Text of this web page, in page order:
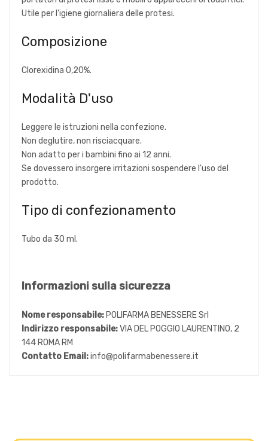
Utile per l'igiene giornaliera delle protesi.
Composizione
Clorexidina 0,20%.
Modalità D'uso
Leggere le istruzioni nella confezione.
Non deglutire, non risciacquare.
Non adatto per i bambini fino ai 12 anni.
Se dovessero insorgere irritazioni sospendere l'uso del
prodotto.
Tipo di confezionamento
Tubo da 30 ml.
Informazioni sulla sicurezza
Nome responsabile: POLIFARMA BENESSERE Srl
Indirizzo responsabile:VIA DEL POGGIO LAURENTINO, 2
144 ROMA RM
Contatto Email:info@polifarmabenessere.it